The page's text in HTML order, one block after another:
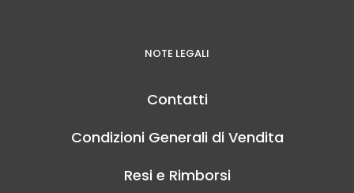
NOTE LEGALI
Contatti
Condizioni Generali di Vendita
Resi e Rimborsi